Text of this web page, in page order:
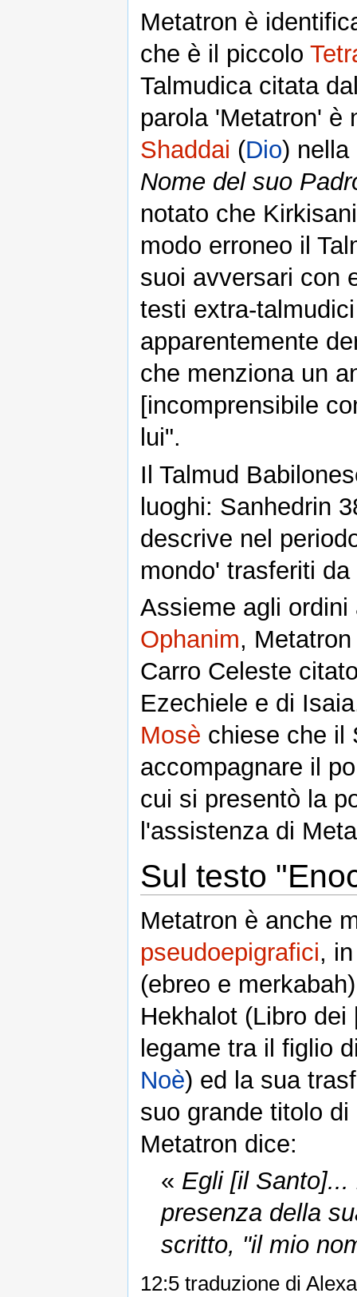
Metatron è
che è il piccolo
Talmudica citata
parola 'Metatron' è
Shaddai (Dio) nella
Nome del suo
notato che
modo erroneo il
suoi avversari con
testi extra-
apparentemente
che menziona un
[incomprensibile
lui".
Il Talmud
luoghi: Sanhedrin
descrive nel
mondo' trasferiti
Assieme agli
Ophanim,
Carro Celeste
Ezechiele e di
Mosè chiese che il
accompagnare il
cui si presentò la
l'assistenza di
Sul testo
Metatron è anche
pseudoepigrafici,
(ebreo e
Hekhalot (Libro
legame tra il figlio
Noè) ed la sua
suo grande titolo
Metatron dice:
« Egli [il
presenza della
scritto, "il mio
12:5 traduzione di